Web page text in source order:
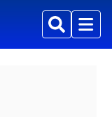
BuscarMenu